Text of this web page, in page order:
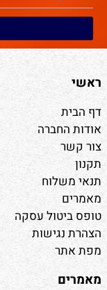
ראשי
דף הבית
אודות החברה
צור קשר
תקנון
תנאי משלוח
מאמרים
טופס ביטול עסקה
הצהרת נגישות
מפת אתר
מאמרים